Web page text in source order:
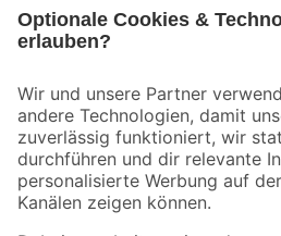
Der toom Newsletter: Keine Angebote und
Zur Newsletter Anmeldung
Folge uns